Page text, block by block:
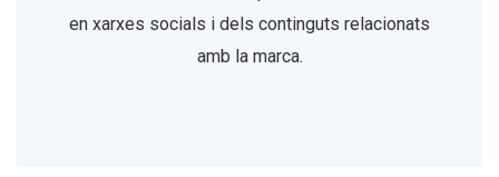
en xarxes socials i dels continguts relacionats
amb la marca.